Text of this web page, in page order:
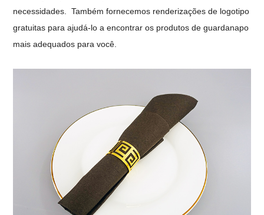
necessidades.
Também fornecemos renderizações de logotipo
gratuitas para ajudá-lo a encontrar os produtos de guardanapo
mais adequados para você.